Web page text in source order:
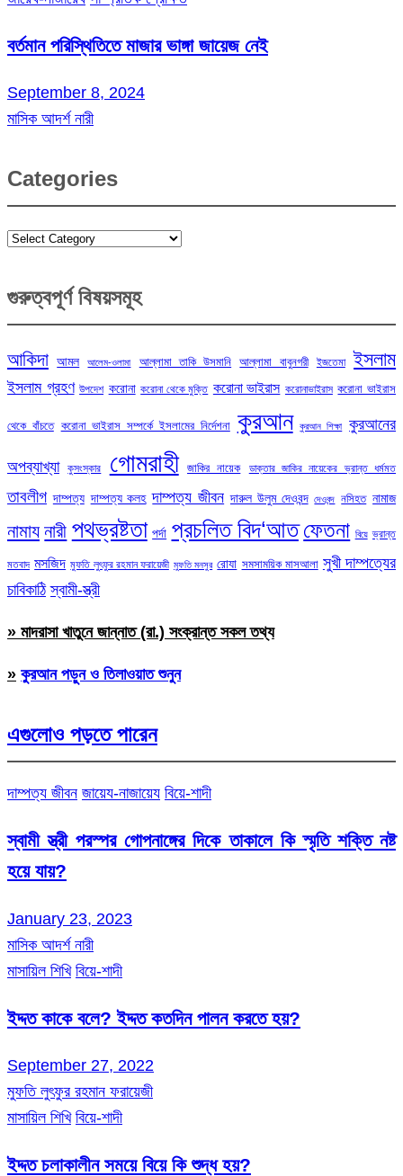
বর্তমান পরিস্থিতিতে মাজার ভাঙ্গা জায়েজ নেই
September 8, 2024
মাসিক আদর্শ নারী
Categories
Categories
গুরুত্বপূর্ণ বিষয়সমূহ
আকিদা আমল আলেম-ওলামা আল্লামা তাকি উসমানি আল্লামা বাবুনগরী ইজতেমা ইসলাম
ইসলাম গ্রহণ উপদেশ করোনা করোনা থেকে মুক্তি করোনা ভাইরাস করোনাভাইরাস করোনা ভাইরাস
থেকে বাঁচতে করোনা ভাইরাস সম্পর্কে ইসলামের নির্দেশনা কুরআন কুরআন শিক্ষা কুরআনের
অপব্যাখ্যা কুসংস্কার গোমরাহী জাকির নায়েক ডাক্তার জাকির নায়েকের ভ্রান্ত ধর্মমত
তাবলীগ দাম্পত্য দাম্পত্য কলহ দাম্পত্য জীবন দারুল উলুম দেওবন্দ দেওবন্দ নসিহত নামাজ
নামায নারী পথভ্রষ্টতা পর্দা প্রচলিত বিদ‘আত ফেতনা বিয়ে ভ্রান্ত
মতবাদ মসজিদ মুফতি লুৎফুর রহমান ফরায়েজী মুফতি মনসুর রোযা সমসাময়িক মাসআলা সুখী দাম্পত্যের
চাবিকাঠি স্বামী-স্ত্রী
» মাদরাসা খাতুনে জান্নাত (রা.) সংক্রান্ত সকল তথ্য
» কুরআন পড়ুন ও তিলাওয়াত শুনুন
এগুলোও পড়তে পারেন
দাম্পত্য জীবন জায়েয-নাজায়েয বিয়ে-শাদী
স্বামী স্ত্রী পরস্পর গোপনাঙ্গের দিকে তাকালে কি স্মৃতি শক্তি নষ্ট
হয়ে যায়?
January 23, 2023
মাসিক আদর্শ নারী
মাসায়িল শিখি বিয়ে-শাদী
ইদ্দত কাকে বলে? ইদ্দত কতদিন পালন করতে হয়?
September 27, 2022
মুফতি লুৎফুর রহমান ফরায়েজী
মাসায়িল শিখি বিয়ে-শাদী
ইদ্দত চলাকালীন সময়ে বিয়ে কি শুদ্ধ হয়?